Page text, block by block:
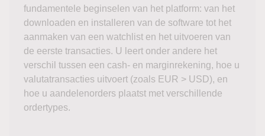
fundamentele beginselen van het platform: van het
downloaden en installeren van de software tot het
aanmaken van een watchlist en het uitvoeren van
de eerste transacties. U leert onder andere het
verschil tussen een cash- en marginrekening, hoe u
valutatransacties uitvoert (zoals EUR > USD), en
hoe u aandelenorders plaatst met verschillende
ordertypes.